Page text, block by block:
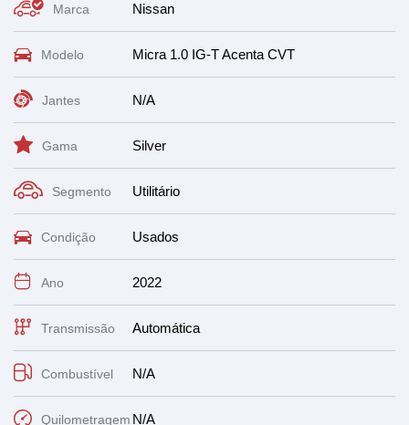
Marca Nissan
Modelo Micra 1.0 IG-T Acenta CVT
Jantes N/A
Gama Silver
Segmento Utilitário
Condição Usados
Ano 2022
Transmissão Automática
Combustível N/A
Quilometragem N/A